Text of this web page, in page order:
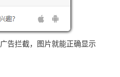
广告拦截，图片就能正确显示